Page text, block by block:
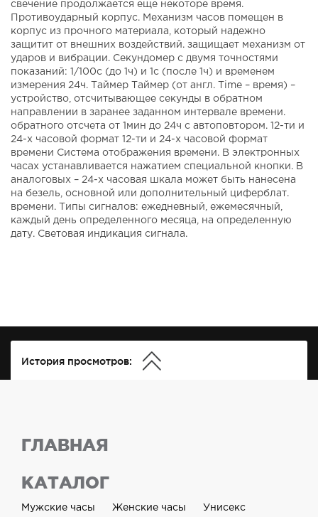
свечение продолжается еще некоторе время.
Противоударный корпус. Механизм часов помещен в
корпус из прочного материала, который надежно
защитит от внешних воздействий. защищает механизм от
ударов и вибрации. Секундомер с двумя точностями
показаний: 1/100с (до 1ч) и 1с (после 1ч) и временем
измерения 24ч. Таймер Таймер (от англ. Time – время) –
устройство, отсчитывающее секунды в обратном
направлении в заранее заданном интервале времени.
обратного отсчета от 1мин до 24ч с автоповтором. 12-ти и
24-х часовой формат 12-ти и 24-х часовой формат
времени Система отображения времени. В электронных
часах устанавливается нажатием специальной кнопки. В
аналоговых – 24-х часовая шкала может быть нанесена
на безель, основной или дополнительный циферблат.
времени. Типы сигналов: ежедневный, ежемесячный,
каждый день определенного месяца, на определенную
дату. Световая индикация сигнала.
История просмотров:
ГЛАВНАЯ
КАТАЛОГ
Мужские часы Женские часы Унисекс